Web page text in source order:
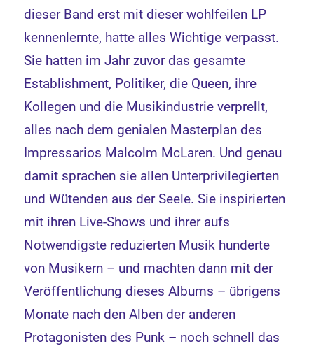
dieser Band erst mit dieser wohlfeilen LP
kennenlernte, hatte alles Wichtige verpasst.
Sie hatten im Jahr zuvor das gesamte
Establishment, Politiker, die Queen, ihre
Kollegen und die Musikindustrie verprellt,
alles nach dem genialen Masterplan des
Impressarios Malcolm McLaren. Und genau
damit sprachen sie allen Unterprivilegierten
und Wütenden aus der Seele. Sie inspirierten
mit ihren Live-Shows und ihrer aufs
Notwendigste reduzierten Musik hunderte
von Musikern – und machten dann mit der
Veröffentlichung dieses Albums – übrigens
Monate nach den Alben der anderen
Protagonisten des Punk – noch schnell das